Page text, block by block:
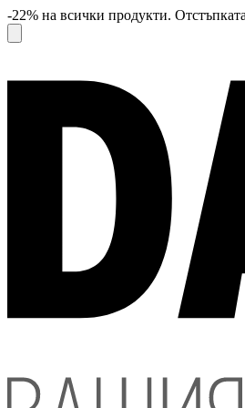
-22% на всички продукти.